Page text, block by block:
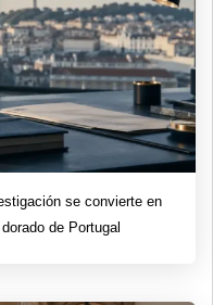
se convierte en
de Portugal